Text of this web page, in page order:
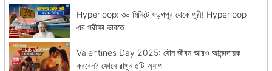
Hyperloop: ৩০ মিনিটে খড়গপুর থেকে পুরী! Hyperloop
এর পরীক্ষা ভারতে
Valentines Day 2025: যৌন জীবন আরও আনন্দদায়ক
করবেন? ফোনে রাখুন ৫টি অ্যাপ